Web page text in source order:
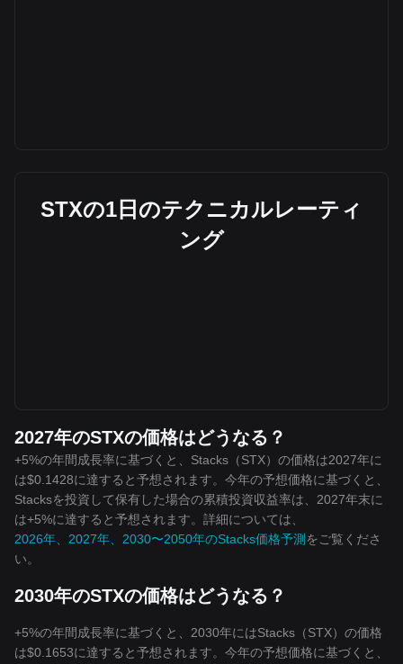
STXの1日のテクニカルレーティ
ング
2027年のSTXの価格はどうなる？
+5%の年間成長率に基づくと、Stacks（STX）の価格は2027年に
は$0.1428に達すると予想されます。今年の予想価格に基づくと、
Stacksを投資して保有した場合の累積投資収益率は、2027年末に
は+5%に達すると予想されます。詳細については、
2026年、2027年、2030〜2050年のStacks価格予測 をご覧くださ
い。
2030年のSTXの価格はどうなる？
+5%の年間成長率に基づくと、2030年にはStacks（STX）の価格
は$0.1653に達すると予想されます。今年の予想価格に基づくと、